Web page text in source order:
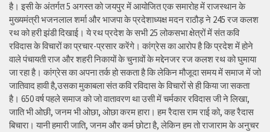
है। इसी के अंतर्गत 5 अगस्त को जयपुर में आयोजित एक समारोह में राजस्थान के
मुख्यमंत्री भजनलाल शर्मा और भाजपा के प्रदेशाध्यक्ष मदन राठौड़ ने 245 रज कलश
रथ को हरी झंडी दिखाई। ये रथ प्रदेश के सभी 25 लोकसभा क्षेत्रों में संत कवि
रविदास के विचारों का प्रचार-प्रसार करेंगे। कांग्रेस का आरोप है कि प्रदेश में होने
वाले पंचायती राज और शहरी निकायों के चुनावों के मद्देनजर रज कलश रथ को घुमाया
जा रहा है। कांग्रेस का अपना तर्क हो सकता है कि लेकिन मौजूदा समय में समाज में जो
जातिवाद हावी है,उसका मुकाबला संत कवि रविदास के विचारों से ही किया जा सकता
है। 650 वर्ष पहले समाज को जो वातावरण था उसी में चर्मकार रविदास जी ने लिखा,
जाति भी ओछी, जनम भी ओछा, ओछा करम हारा। हम रैदास राम राई को, कह रैदास
बिचारा। यानी हमारी जाति, जनम और कर्म छोटा है, लेकिन हम तो राजाराम के अनुचर